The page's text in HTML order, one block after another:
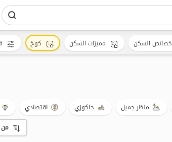
منظر جميل جاكوزي اقتصادي
خصائص السكن مميزات السكن كوخ